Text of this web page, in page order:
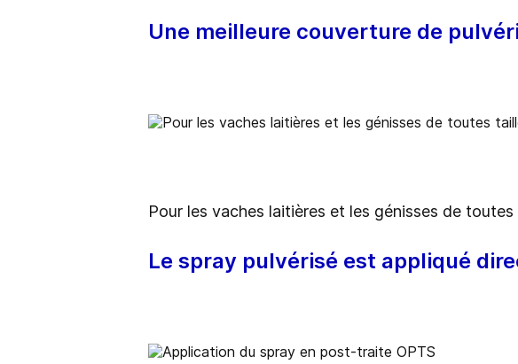
Une meilleure couverture de
Pour les vaches laitières et les génisses de
Le spray pulvérisé est appliqué